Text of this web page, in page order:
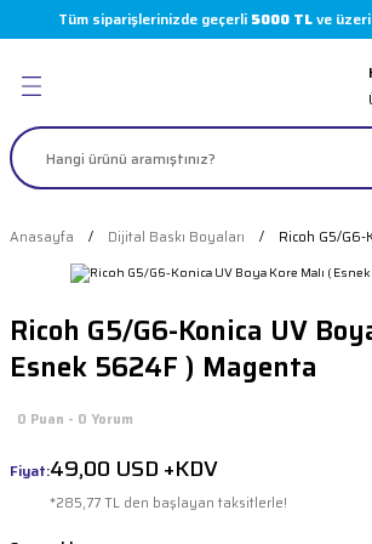
Tüm siparişlerinizde geçerli 5000 TLve üzeri
Geri Dön
Geri Dön
Boyaları
Geri Dön
Geri Dön
)
Parçaları
Makinesi Parçaları
Parçaları
Parçaları
Anasayfa Dijital Baskı Boyaları Ricoh G5/
Ricoh G5/G6-Konica UV
Esnek 5624F ) Magenta
0 Puan - 0 Yorum
Fiyat:49,00 USD +KDV
*285,77 TL den başlayan taksitlerle!